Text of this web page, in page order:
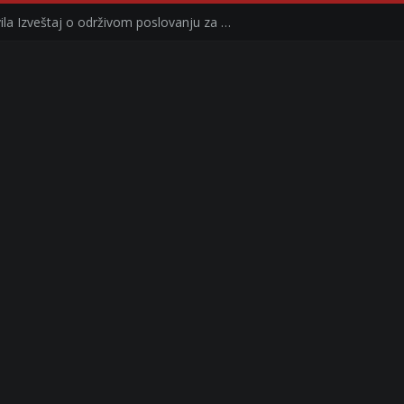
Kompanija Delez Srbija objavila Izveštaj o održivom poslovanju za 2025. godinu Briga o zajednici kroz program „Hrana za sve“ i edukaciju učenika